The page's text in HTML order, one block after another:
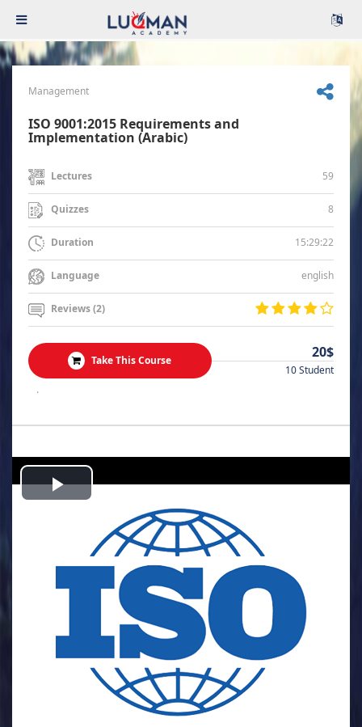
Management
ISO 9001:2015 Requirements and
Implementation (Arabic)
Lectures 59
Quizzes 8
Duration 15:29:22
Language english
Reviews (2)
Take This Course 20$
10 Student
.
Play
Video